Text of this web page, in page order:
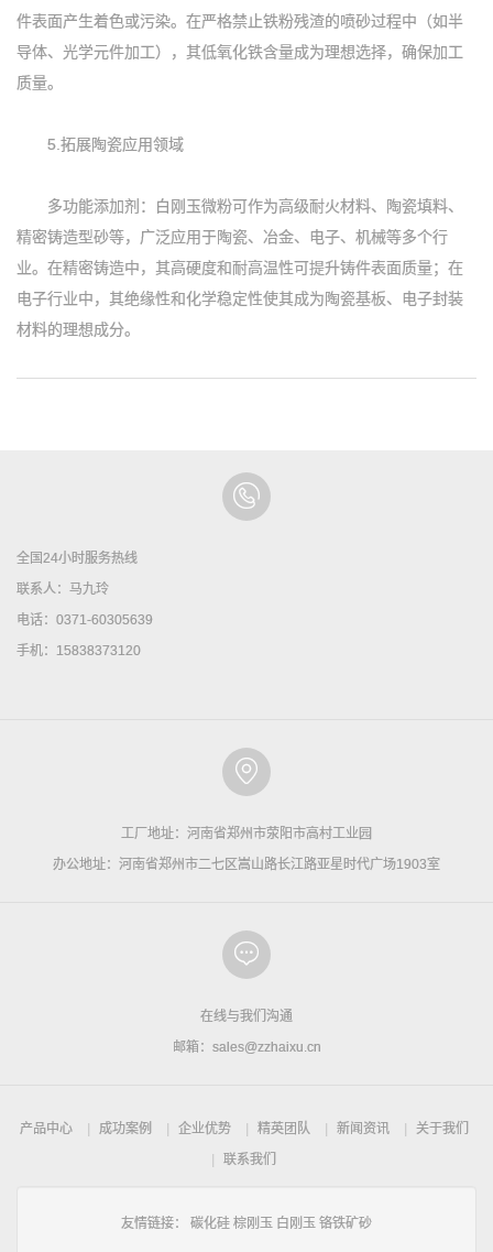
件表面产生着色或污染。在严格禁止铁粉残渣的喷砂过程中（如半
导体、光学元件加工），其低氧化铁含量成为理想选择，确保加工
质量。
5.拓展陶瓷应用领域
多功能添加剂：白刚玉微粉可作为高级耐火材料、陶瓷填料、
精密铸造型砂等，广泛应用于陶瓷、冶金、电子、机械等多个行
业。在精密铸造中，其高硬度和耐高温性可提升铸件表面质量；在
电子行业中，其绝缘性和化学稳定性使其成为陶瓷基板、电子封装
材料的理想成分。
全国24小时服务热线
联系人：马九玲
电话：0371-60305639
手机：15838373120
工厂地址：河南省郑州市荥阳市高村工业园
办公地址：河南省郑州市二七区嵩山路长江路亚星时代广场1903室
在线与我们沟通
邮箱：sales@zzhaixu.cn
产品中心 成功案例 企业优势 精英团队 新闻资讯
关于我们
联系我们
友情链接： 碳化硅 棕刚玉 白刚玉 铬铁矿砂